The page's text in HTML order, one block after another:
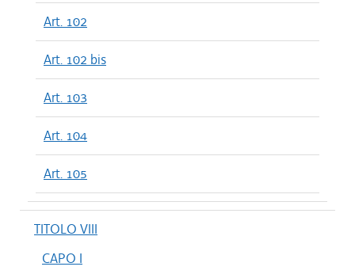
Art. 102
Art. 102 bis
Art. 103
Art. 104
Art. 105
TITOLO VIII
CAPO I